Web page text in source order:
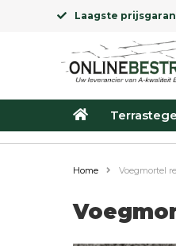
Laagste
Home Voegmortel